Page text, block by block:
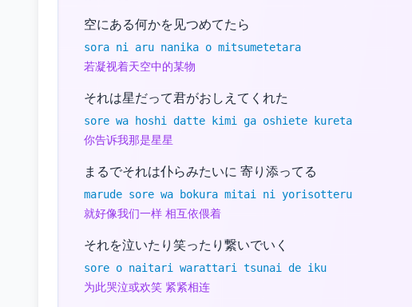
空にある何かを见つめてたら
sora ni aru nanika o mitsumetetara
若凝视着天空中的某物
それは星だって君がおしえてくれた
sore wa hoshi datte kimi ga oshiete kureta
你告诉我那是星星
まるでそれは仆らみたいに 寄り添ってる
marude sore wa bokura mitai ni yorisotteru
就好像我们一样 相互依偎着
それを泣いたり笑ったり繋いでいく
sore o naitari warattari tsunai de iku
为此哭泣或欢笑 紧紧相连